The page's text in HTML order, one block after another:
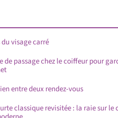
du visage carré
de passage chez le coiffeur pour
entre deux rendez-vous
classique revisitée : la raie sur le